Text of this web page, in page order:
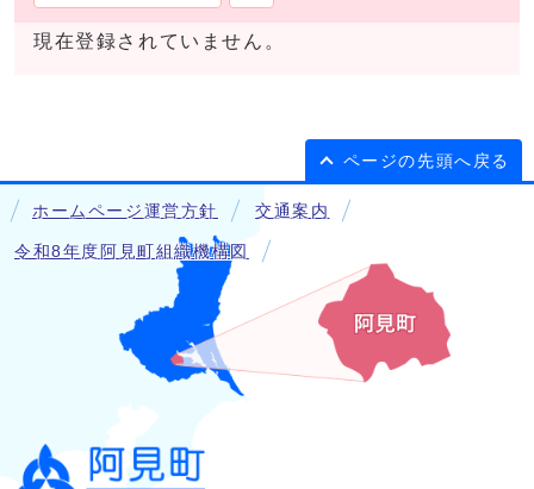
現在登録されていません。
ページの先頭へ戻る
ホームページ運営方針 交通案内
令和8年度阿見町組織機構図